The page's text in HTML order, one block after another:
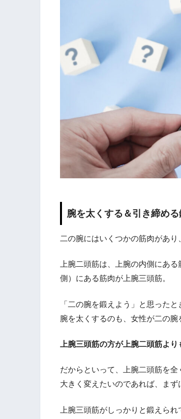
腕を太くする＆引き締める
二の腕にはいくつかの筋肉があ
上腕二頭筋は、上腕の内側にあ
側）にある筋肉が上腕三頭筋。
「二の腕を鍛えよう」と思った
腕を太くするのも、女性が二の腕
上腕三頭筋の方が上腕二頭筋よ
だからといって、上腕二頭筋を
大きく変えたいのであれば、まず
上腕三頭筋がしっかりと鍛えら